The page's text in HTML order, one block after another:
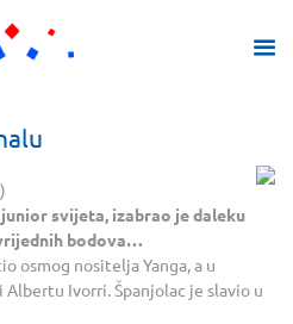
svijeta, izabrao je daleku
bodova…
osmog nositelja Yanga, a u
Ivorri. Španjolac je slavio u